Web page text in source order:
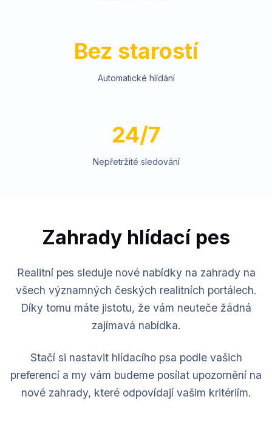
Bez starostí
Automatické hlídání
24/7
Nepřetržité sledování
Zahrady hlídací pes
Realitní pes sleduje nové nabídky na zahrady na
všech významných českých realitních portálech.
Díky tomu máte jistotu, že vám neuteče žádná
zajímavá nabídka.
Stačí si nastavit hlídacího psa podle vašich
preferencí a my vám budeme posílat upozornění na
nové zahrady, které odpovídají vašim kritériím.